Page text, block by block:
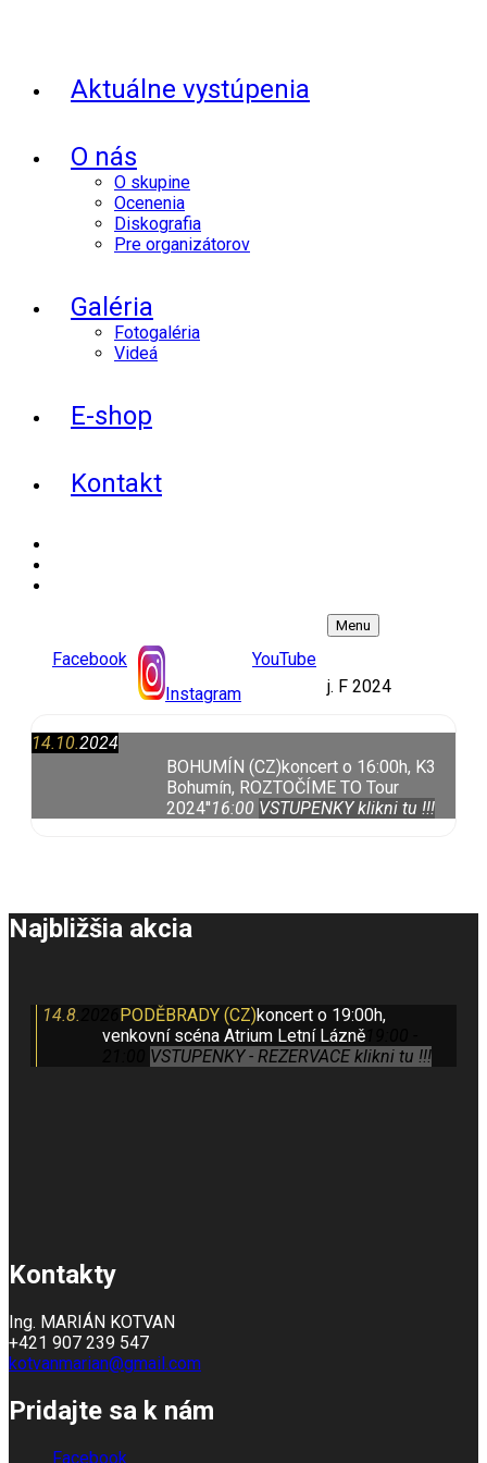
Aktuálne vystúpenia
O nás
O skupine
Ocenenia
Diskografia
Pre organizátorov
Galéria
Fotogaléria
Videá
E-shop
Kontakt
Košík
Facebook
Instagram
YouTube
Menu
j. F 2024
14.10.2024
BOHUMÍN (CZ)koncert o 16:00h, K3
Bohumín, ROZTOČÍME TO Tour
2024''16:00 VSTUPENKY klikni tu !!!
Najbližšia akcia
14.8. PODĚBRADY (CZ)koncert o 19:00h,
venkovní scéna Atrium Letní Lázně
VSTUPENKY - REZERVACE klikni tu !!!
Kontakty
Ing. MARIÁN KOTVAN
+421 907 239 547
kotvanmarian@gmail.com
Pridajte sa k nám
Facebook